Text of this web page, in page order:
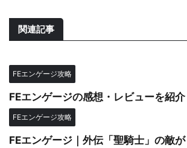
関連記事
FEエンゲージ攻略
FEエンゲージの感想・レビューを紹
FEエンゲージ攻略
FEエンゲージ｜外伝「聖騎士」の敵